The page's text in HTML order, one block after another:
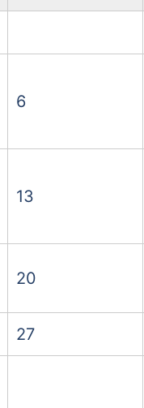
6
13
20
27